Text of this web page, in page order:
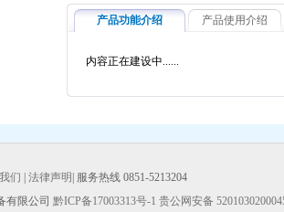
产品功能介绍 产品使用介绍
内容正在建设中......
们 法律声明 | 服务热线 0851-5213204
有限公司 黔ICP备17003313号-1 贵公网安备